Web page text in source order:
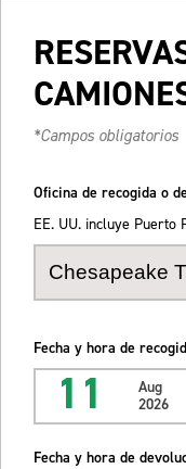
*Campos obligatorios
Oficina de recogida o
EE. UU. incluye Puerto
Fecha y hora de
11
Aug
2026
Fecha y hora de